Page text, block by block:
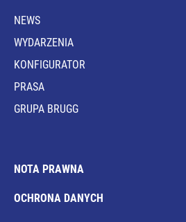
NEWS
WYDARZENIA
KONFIGURATOR
PRASA
GRUPA BRUGG
NOTA PRAWNA
OCHRONA DANYCH